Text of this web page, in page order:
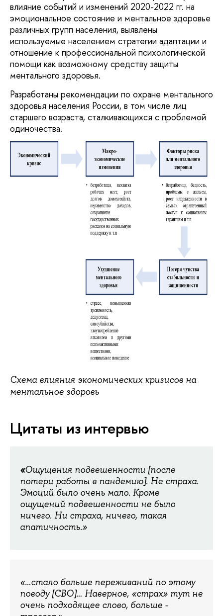
влияние событий и изменений 2020-2022 гг. на
эмоциональное состояние и ментальное здоровье
различных групп населения, выявлены
используемые населением стратегии адаптации и
отношение к профессиональной психологической
помощи как возможному средству защиты
ментального здоровья.
Разработаны рекомендации по охране ментального
здоровья населения России, в том числе лиц
старшего возраста, сталкивающихся с проблемой
одиночества.
Схема влияния экономических кризисов на
ментальное здоровь
Цитаты из интервью
«Ощущения подвешенности [после
потери работы в пандемию]. Не страха.
Эмоций было очень мало. Кроме
ощущений подвешенности не было
ничего. Ни страха, ничего, такая
апатичность.»
«…стало больше переживаний по этому
поводу [СВО]… Наверное, «страх» тут не
очень подходящее слово, больше -